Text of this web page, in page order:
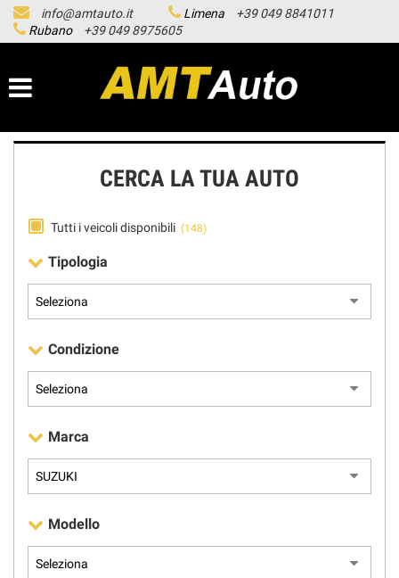
HOME
LISTA VEICOLI
LE NOSTRE SEDI
ACQUISTIAMO USATO
SERVICE
CONTATTI
NEWS
AREA COMMERCIANTI
info@amtauto.it Limena
+39 049 8841011
Rubano
+39 049 8975605
CERCA LA TUA AUTO
Tutti i veicoli disponibili (148)
Tipologia
Condizione
Marca
Modello